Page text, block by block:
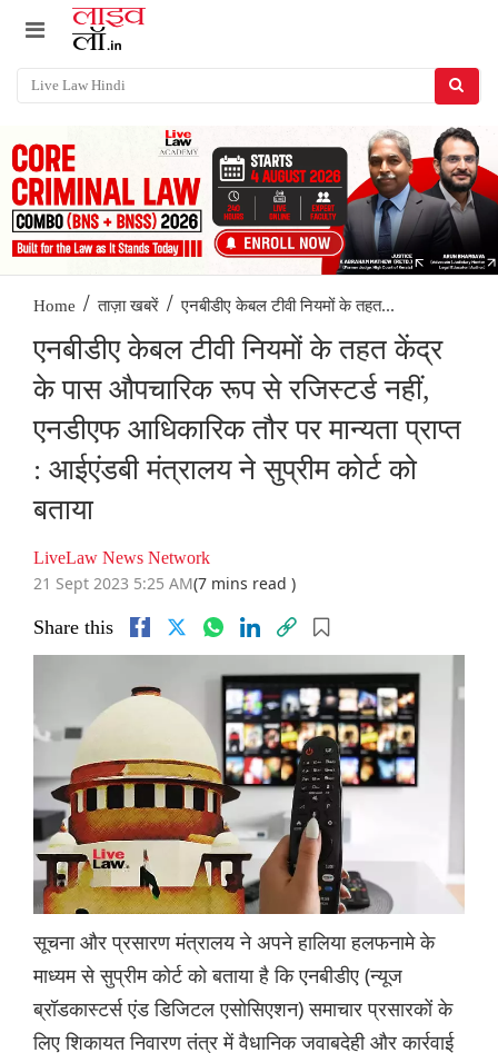
Home / ताज़ा खबरें / एनबीडीए केबल टीवी नियमों के तहत...
एनबीडीए केबल टीवी नियमों के तहत केंद्र
के पास औपचारिक रूप से रजिस्टर्ड नहीं,
एनडीएफ आधिकारिक तौर पर मान्यता प्राप्त
: आईएंडबी मंत्रालय ने सुप्रीम कोर्ट को
बताया
LiveLaw News Network
21 Sept 2023 5:25 AM(7 mins read )
Share this
सूचना और प्रसारण मंत्रालय ने अपने हालिया हलफनामे के
माध्यम से सुप्रीम कोर्ट को बताया है कि एनबीडीए (न्यूज
ब्रॉडकास्टर्स एंड डिजिटल एसोसिएशन) समाचार प्रसारकों के
लिए शिकायत निवारण तंत्र में वैधानिक जवाबदेही और कार्रवाई